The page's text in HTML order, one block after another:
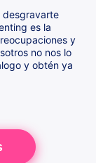
desgravarte
es la
y
no nos lo
y obtén ya